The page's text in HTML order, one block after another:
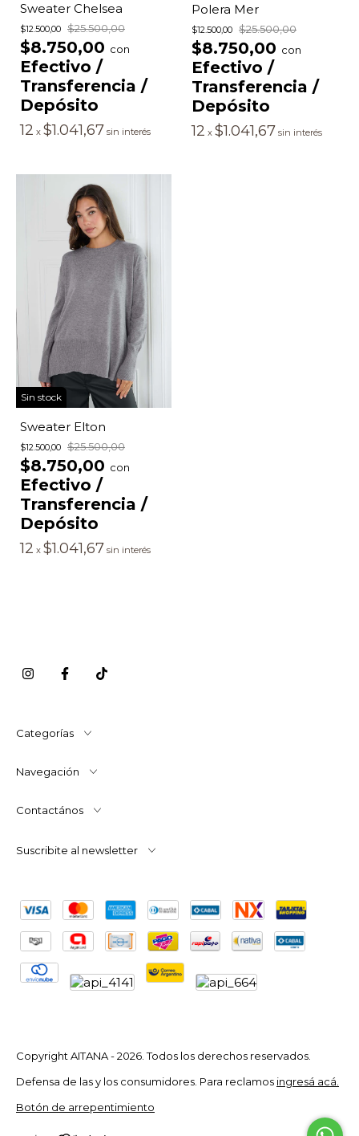
Sweater Chelsea
$12.500,00 $25.500,00
$8.750,00 con
Efectivo /
Transferencia /
Depósito
12 x $1.041,67 sin interés
Polera Mer
$12.500,00 $25.500,00
$8.750,00 con
Efectivo /
Transferencia /
Depósito
12 x $1.041,67 sin interés
Sin stock
Sweater Elton
$12.500,00 $25.500,00
$8.750,00 con
Efectivo /
Transferencia /
Depósito
12 x $1.041,67 sin interés
Categorías
Navegación
Contactános
Suscribite al newsletter
Copyright AITANA - 2026. Todos los derechos reservados.
Defensa de las y los consumidores. Para reclamos ingresá acá.
Botón de arrepentimiento